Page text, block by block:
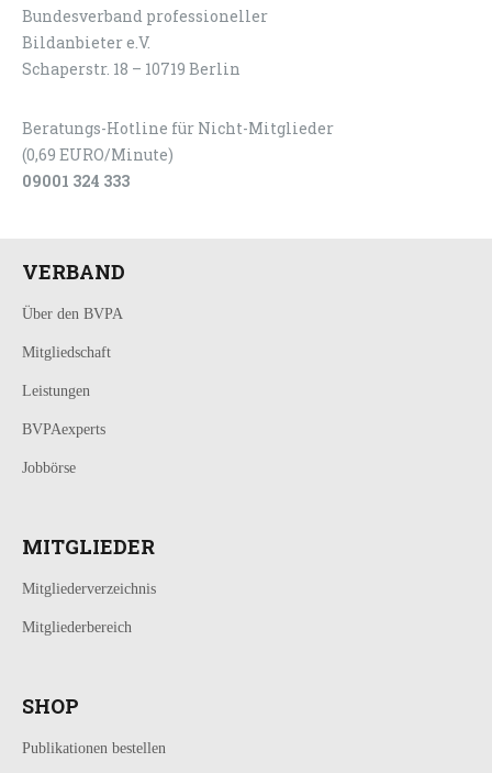
Bundesverband professioneller
Bildanbieter e.V.
Schaperstr. 18 – 10719 Berlin
Beratungs-Hotline für Nicht-Mitglieder
(0,69 EURO/Minute)
09001 324 333
VERBAND
Über den BVPA
Mitgliedschaft
Leistungen
BVPAexperts
Jobbörse
MITGLIEDER
Mitgliederverzeichnis
Mitgliederbereich
SHOP
Publikationen bestellen